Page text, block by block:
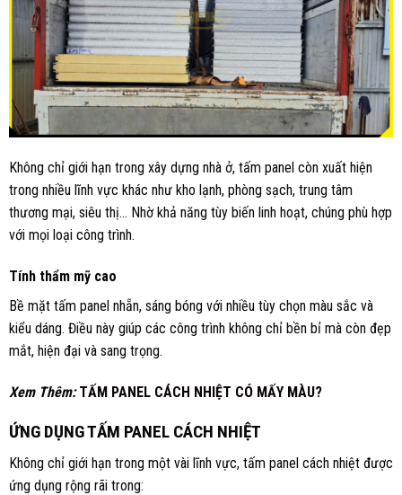
Không chỉ giới hạn trong xây dựng nhà ở, tấm panel còn xuất hiện
trong nhiều lĩnh vực khác như kho lạnh, phòng sạch, trung tâm
thương mại, siêu thị… Nhờ khả năng tùy biến linh hoạt, chúng phù hợp
với mọi loại công trình.
Tính thẩm mỹ cao
Bề mặt tấm panel nhẵn, sáng bóng với nhiều tùy chọn màu sắc và
kiểu dáng. Điều này giúp các công trình không chỉ bền bỉ mà còn đẹp
mắt, hiện đại và sang trọng.
Xem Thêm:TẤM PANEL CÁCH NHIỆT CÓ MẤY MÀU?
ỨNG DỤNG TẤM PANEL CÁCH NHIỆT
Không chỉ giới hạn trong một vài lĩnh vực, tấm panel cách nhiệt được
ứng dụng rộng rãi trong: